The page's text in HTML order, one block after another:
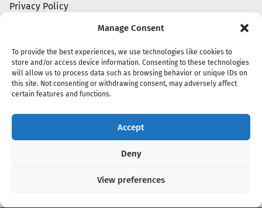
Manage Consent
To provide the best experiences, we use technologies like cookies to
store and/or access device information. Consenting to these technologies
will allow us to process data such as browsing behavior or unique IDs on
this site. Not consenting or withdrawing consent, may adversely affect
certain features and functions.
Accept
Deny
View preferences
Privacy Policy